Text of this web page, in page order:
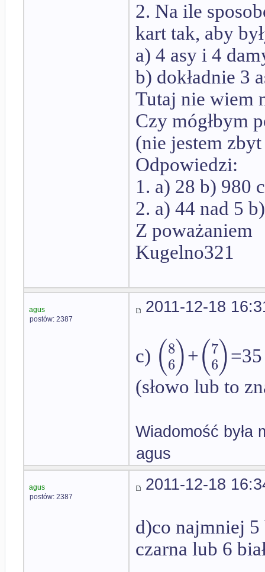
2. Na ile
kart tak, aby
a) 4 asy i 4
b) dokładnie 3
Tutaj nie wiem
Czy mógłbym
(nie jestem
Odpowiedzi:
1. a) 28 b) 980
2. a) 44 nad 5
Z poważaniem
Kugelno321
agus
postów: 2387
2011-12-18
c) (8
6)+ (7
6)=35
(słowo lub to
Wiadomość była
agus
agus
postów: 2387
2011-12-18
d)co najmniej 5
czarna lub 6